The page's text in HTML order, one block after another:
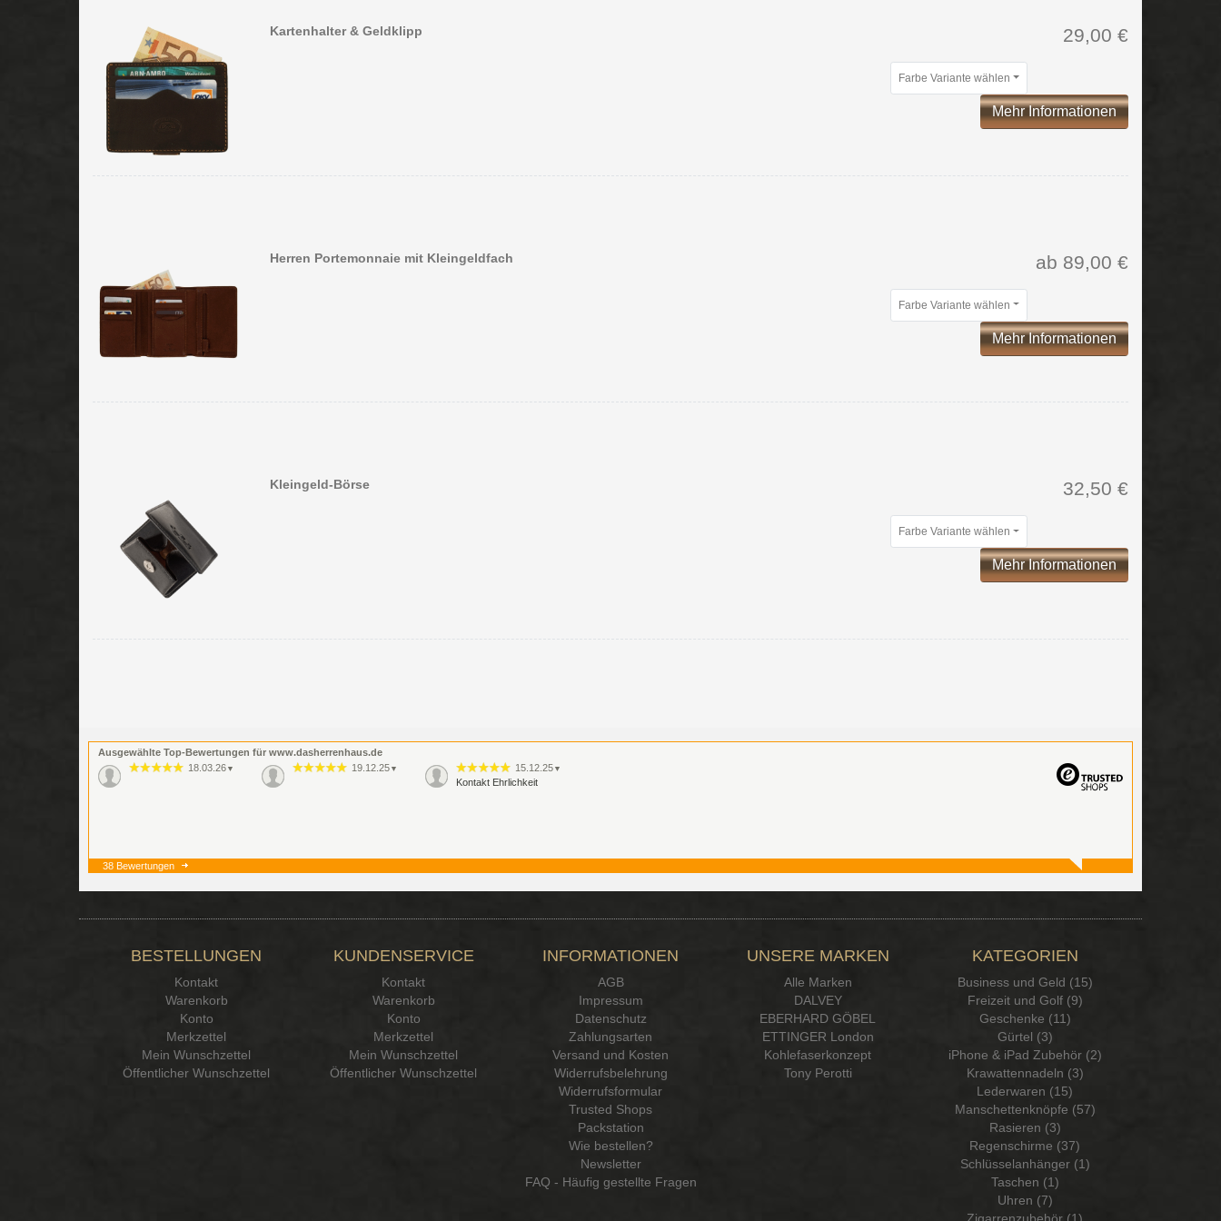
Kartenhalter & Geldklipp 29,00 €
Farbe Variante wählen
Mehr Informationen
Herren Portemonnaie mit Kleingeldfach ab 89,00 €
Farbe Variante wählen
Mehr Informationen
Kleingeld-Börse 32,50 €
Farbe Variante wählen
Mehr Informationen
Ausgewählte Top-Bewertungen für www.dasherrenhaus.de
18.03.26 ▼ 19.12.25 ▼ 15.12.25 ▼
Kontakt Ehrlichkeit
38 Bewertungen
BESTELLUNGEN
Kontakt
Warenkorb
Konto
Merkzettel
Mein Wunschzettel
Öffentlicher Wunschzettel
KUNDENSERVICE
Kontakt
Warenkorb
Konto
Merkzettel
Mein Wunschzettel
Öffentlicher Wunschzettel
INFORMATIONEN
AGB
Impressum
Datenschutz
Zahlungsarten
Versand und Kosten
Widerrufsbelehrung
Widerrufsformular
Trusted Shops
Packstation
Wie bestellen?
Newsletter
FAQ - Häufig gestellte Fragen
UNSERE MARKEN
Alle Marken
DALVEY
EBERHARD GÖBEL
ETTINGER London
Kohlefaserkonzept
Tony Perotti
KATEGORIEN
Business und Geld (15)
Freizeit und Golf (9)
Geschenke (11)
Gürtel (3)
iPhone & iPad Zubehör (2)
Krawattennadeln (3)
Lederwaren (15)
Manschettenknöpfe (57)
Rasieren (3)
Regenschirme (37)
Schlüsselanhänger (1)
Taschen (1)
Uhren (7)